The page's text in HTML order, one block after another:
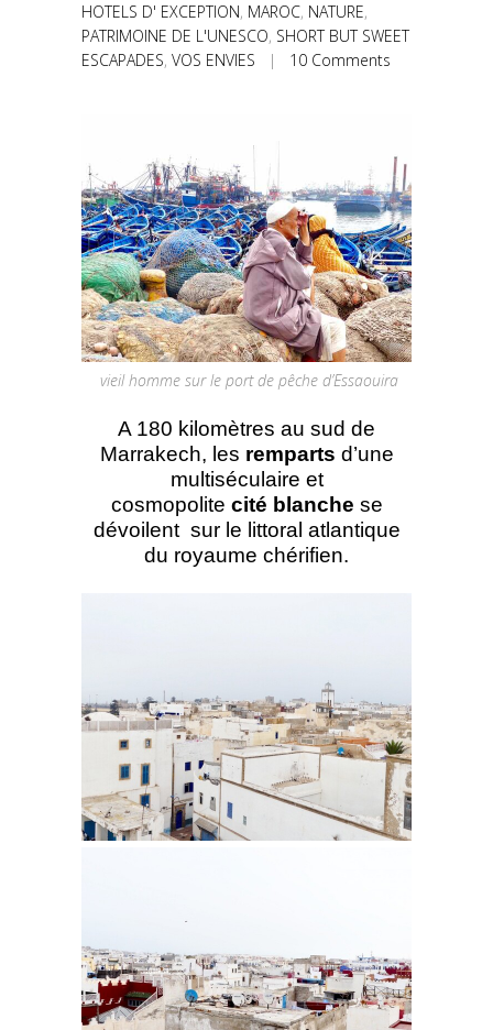
HOTELS D' EXCEPTION, MAROC, NATURE,
PATRIMOINE DE L'UNESCO, SHORT BUT SWEET
ESCAPADES, VOS ENVIES | 10 Comments
vieil homme sur le port de pêche d’Essaouira
A 180 kilomètres au sud de
Marrakech, les remparts d’une
multiséculaire et
cosmopolite cité blanche se
dévoilent sur le littoral atlantique
du royaume chérifien.